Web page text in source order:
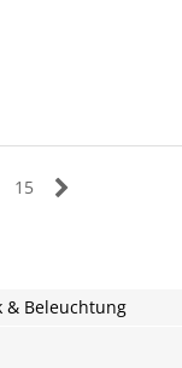
15
& Beleuchtung